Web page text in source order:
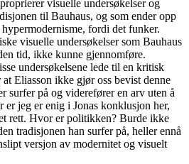
visuelle undersøkelser og
til Bauhaus, og som ender opp
fordi det funker.
visuelle undersøkelser som Bauhaus
tid, ikke kunne gjennomføre.
undersøkelsene lede til en kritisk
at Eliasson ikke gjør oss bevist denne
surfer på og viderefører en arv uten å
er jeg er enig i Jonas konklusjon her,
rett. Hvor er politikken? Burde ikke
tradisjonen han surfer på, heller ennå
versjon av modernitet og visuelt